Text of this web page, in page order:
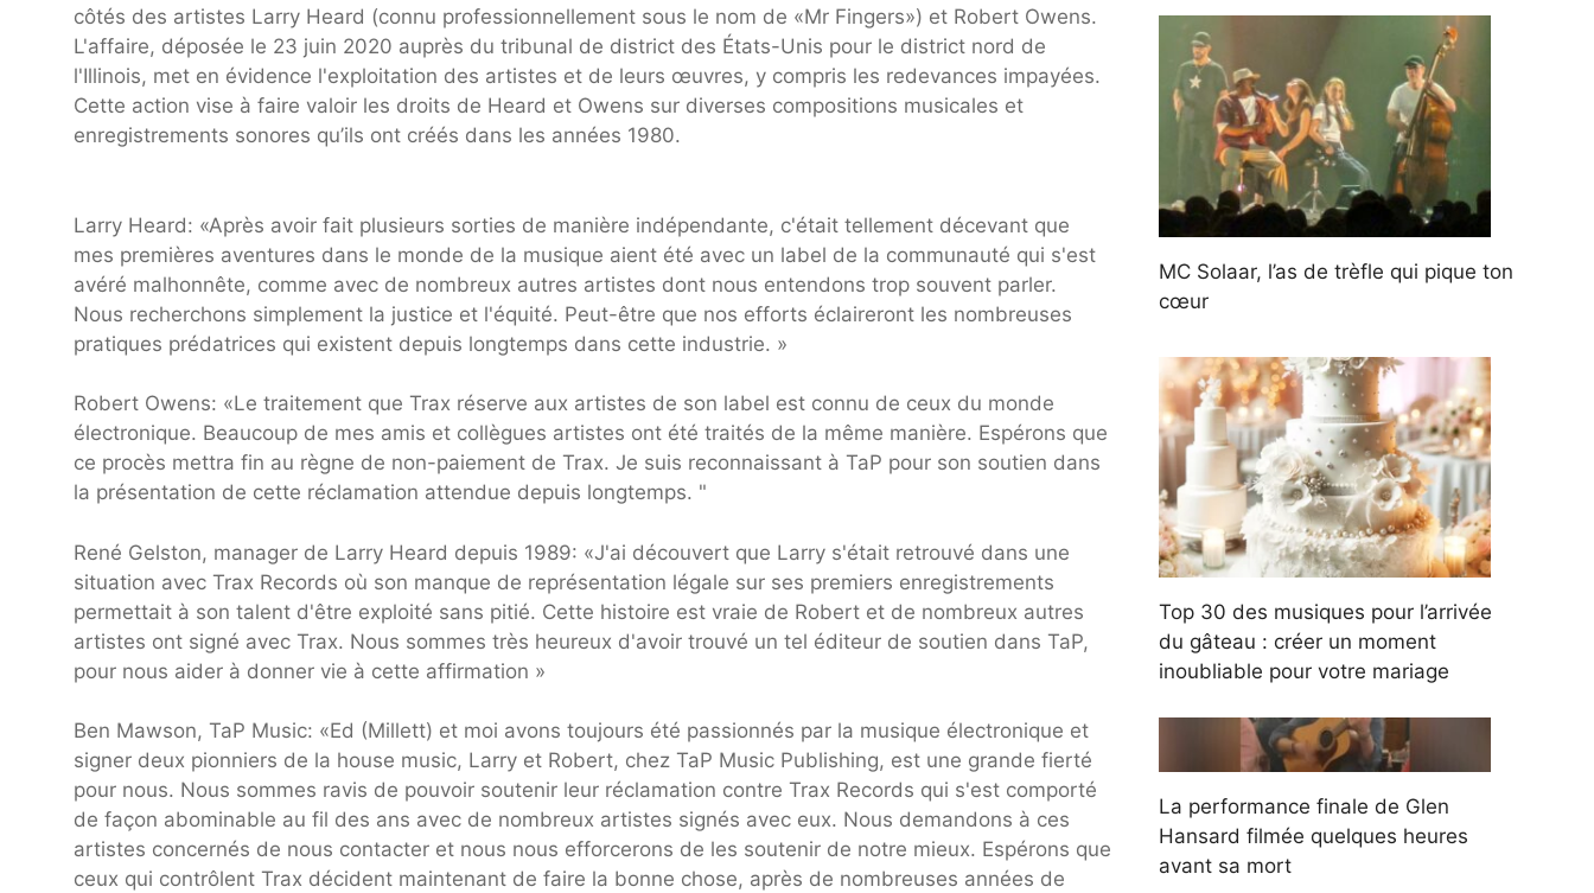
côtés des artistes Larry Heard (connu professionnellement sous le nom de «Mr Fingers») et Robert Owens.
L'affaire, déposée le 23 juin 2020 auprès du tribunal de district des États-Unis pour le district nord de
l'Illinois, met en évidence l'exploitation des artistes et de leurs œuvres, y compris les redevances impayées.
Cette action vise à faire valoir les droits de Heard et Owens sur diverses compositions musicales et
enregistrements sonores qu’ils ont créés dans les années 1980.
Larry Heard: «Après avoir fait plusieurs sorties de manière indépendante, c'était tellement décevant que
mes premières aventures dans le monde de la musique aient été avec un label de la communauté qui s'est
avéré malhonnête, comme avec de nombreux autres artistes dont nous entendons trop souvent parler.
Nous recherchons simplement la justice et l'équité. Peut-être que nos efforts éclaireront les nombreuses
pratiques prédatrices qui existent depuis longtemps dans cette industrie. »
Robert Owens: «Le traitement que Trax réserve aux artistes de son label est connu de ceux du monde
électronique. Beaucoup de mes amis et collègues artistes ont été traités de la même manière. Espérons que
ce procès mettra fin au règne de non-paiement de Trax. Je suis reconnaissant à TaP pour son soutien dans
la présentation de cette réclamation attendue depuis longtemps. "
René Gelston, manager de Larry Heard depuis 1989: «J'ai découvert que Larry s'était retrouvé dans une
situation avec Trax Records où son manque de représentation légale sur ses premiers enregistrements
permettait à son talent d'être exploité sans pitié. Cette histoire est vraie de Robert et de nombreux autres
artistes ont signé avec Trax. Nous sommes très heureux d'avoir trouvé un tel éditeur de soutien dans TaP,
pour nous aider à donner vie à cette affirmation »
Ben Mawson, TaP Music: «Ed (Millett) et moi avons toujours été passionnés par la musique électronique et
signer deux pionniers de la house music, Larry et Robert, chez TaP Music Publishing, est une grande fierté
pour nous. Nous sommes ravis de pouvoir soutenir leur réclamation contre Trax Records qui s'est comporté
de façon abominable au fil des ans avec de nombreux artistes signés avec eux. Nous demandons à ces
artistes concernés de nous contacter et nous nous efforcerons de les soutenir de notre mieux. Espérons que
ceux qui contrôlent Trax décident maintenant de faire la bonne chose, après de nombreuses années de
MC Solaar, l’as de trèfle qui pique ton
cœur
Top 30 des musiques pour l’arrivée
du gâteau : créer un moment
inoubliable pour votre mariage
La performance finale de Glen
Hansard filmée quelques heures
avant sa mort